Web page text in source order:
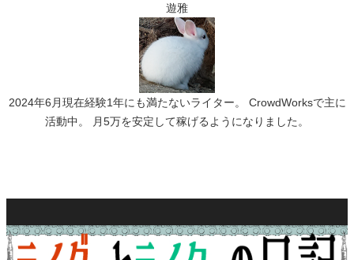
遊雅
2024年6月現在経験1年にも満たないライター。 CrowdWorksで主に
活動中。 月5万を安定して稼げるようになりました。